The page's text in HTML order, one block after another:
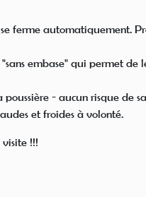
ferme automatiquement.
embase" qui permet de
poussière - aucun risque de
et froides à volonté.
visite !!!